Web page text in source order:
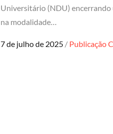
Universitário (NDU) encerrando
na modalidade…
Posted
7 de julho de 2025 Publicação